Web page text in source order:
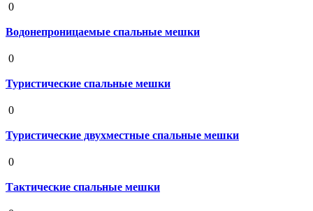
0
Водонепроницаемые спальные мешки
0
Туристические спальные мешки
0
Туристические двухместные спальные мешки
0
Тактические спальные мешки